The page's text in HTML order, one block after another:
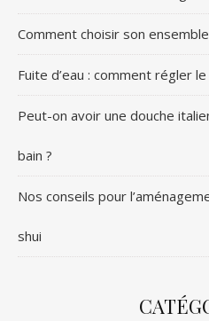
Comment choisir son
Fuite d’eau : comment régler
Peut-on avoir une douche
bain ?
Nos conseils pour
shui